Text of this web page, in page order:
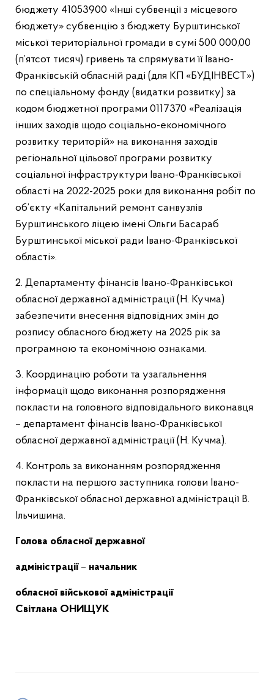
бюджету 41053900 «Інші субвенції з місцевого
бюджету» субвенцію з бюджету Бурштинської
міської територіальної громади в сумі 500 000,00
(п’ятсот тисяч) гривень та спрямувати її Івано-
Франківській обласній раді (для КП «БУДІНВЕСТ»)
по спеціальному фонду (видатки розвитку) за
кодом бюджетної програми 0117370 «Реалізація
інших заходів щодо соціально-економічного
розвитку територій» на виконання заходів
регіональної цільової програми розвитку
соціальної інфраструктури Івано-Франківської
області на 2022-2025 роки для виконання робіт по
об’єкту «Капітальний ремонт санвузлів
Бурштинського ліцею імені Ольги Басараб
Бурштинської міської ради Івано-Франківської
області».
2. Департаменту фінансів Івано-Франківської
обласної державної адміністрації (Н. Кучма)
забезпечити внесення відповідних змін до
розпису обласного бюджету на 2025 рік за
програмною та економічною ознаками.
3. Координацію роботи та узагальнення
інформації щодо виконання розпорядження
покласти на головного відповідального виконавця
– департамент фінансів Івано-Франківської
обласної державної адміністрації (Н. Кучма).
4. Контроль за виконанням розпорядження
покласти на першого заступника голови Івано-
Франківської обласної державної адміністрації В.
Ільчишина.
Голова обласної державної
адміністрації – начальник
обласної військової адміністрації
Світлана ОНИЩУК